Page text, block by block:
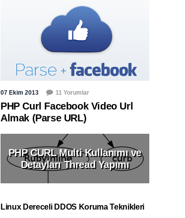
07 Ekim 2013 11 Yorumlar
PHP Curl Facebook Video Url
Almak (Parse URL)
PHP CURL Multi Kullanımı ve
Detayları Thread Yapımı
Linux Dereceli DDOS Koruma Teknikleri